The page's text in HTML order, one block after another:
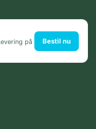
på
Bestil nu